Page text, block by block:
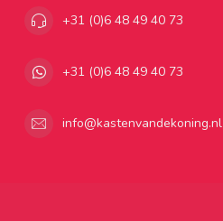
+31 (0)6 48 49 40 73
+31 (0)6 48 49 40 73
info@kastenvandekoning.nl